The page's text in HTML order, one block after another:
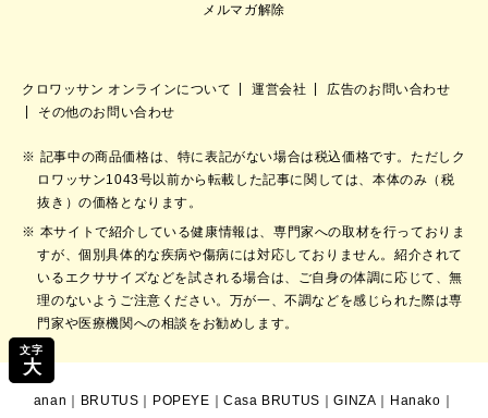
文字
大
メルマガ解除
クロワッサン オンラインについて 運営会社
広告のお問い合わせ
その他のお問い合わせ
記事中の商品価格は、特に表記がない場合は税込価格です。ただしク
ロワッサン1043号以前から転載した記事に関しては、本体のみ（税
抜き）の価格となります。
本サイトで紹介している健康情報は、専門家への取材を行っておりま
すが、個別具体的な疾病や傷病には対応しておりません。紹介されて
いるエクササイズなどを試される場合は、ご自身の体調に応じて、無
理のないようご注意ください。万が一、不調などを感じられた際は専
門家や医療機関への相談をお勧めします。
anan BRUTUS POPEYE ｜Casa BRUTUS ｜GINZA Hanako